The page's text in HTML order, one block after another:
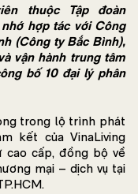
thuộc Tập đoàn
hợp tác với Công
(Công ty Bắc Bình),
vận hành trung tâm
bố 10 đại lý phân
trong lộ trình phát
kết của VinaLiving
cấp, đồng bộ về
mại – dịch vụ tại